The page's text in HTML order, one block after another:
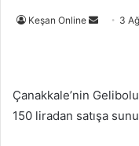
Keşan Online
Bir
3
Çanakkale’nin
150 liradan satışa